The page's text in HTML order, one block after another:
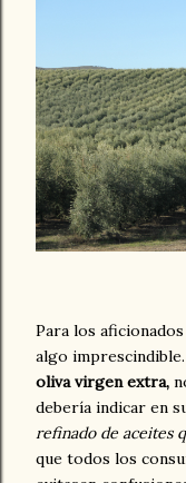
Para los
algo
oliva virgen extra,
debería indicar en
refinado de aceites
que todos los